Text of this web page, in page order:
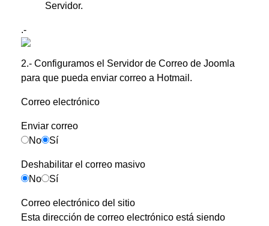
Servidor.
.-
2.- Configuramos el Servidor de Correo de Joomla
para que pueda enviar correo a Hotmail.
Correo electrónico
Enviar correo
Enviar correo
No Sí
Deshabilitar el correo masivo
Deshabilitar el correo masivo
No Sí
Correo electrónico del sitio
Esta dirección de correo electrónico está siendo